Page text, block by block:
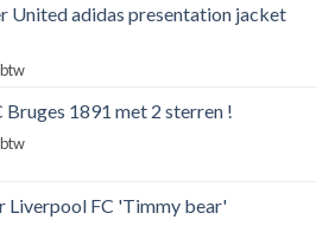
United adidas presentation jacket
Bruges 1891 met 2 sterren !
Liverpool FC 'Timmy bear'